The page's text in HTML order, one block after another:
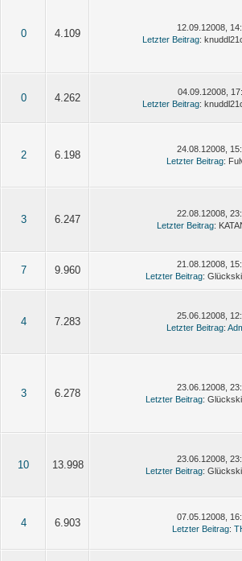
0 4.109
12.09.12008,
Letzter Beitrag:
0 4.262
04.09.12008,
Letzter Beitrag:
2 6.198
24.08.12008,
Letzter Beitrag:
3 6.247
22.08.12008,
Letzter Beitrag:
7 9.960
21.08.12008,
Letzter Beitrag:
4 7.283
25.06.12008,
Letzter Beitrag:
3 6.278
23.06.12008,
Letzter Beitrag:
10 13.998
23.06.12008,
Letzter Beitrag:
4 6.903
07.05.12008,
Letzter Beitrag: